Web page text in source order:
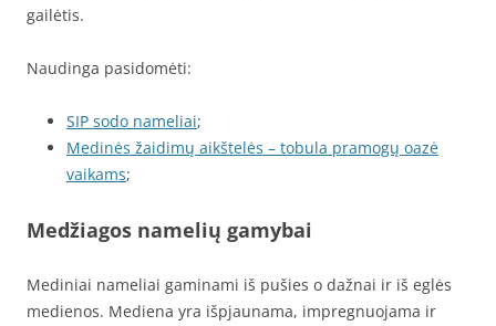
gailėtis.
Naudinga pasidomėti:
SIP sodo nameliai;
Medinės žaidimų aikštelės – tobula pramogų oazė
vaikams;
Medžiagos namelių gamybai
Mediniai nameliai gaminami iš pušies o dažnai ir iš eglės
medienos. Mediena yra išpjaunama, impregnuojama ir